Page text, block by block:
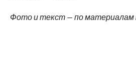
Фото и текст — по материалам